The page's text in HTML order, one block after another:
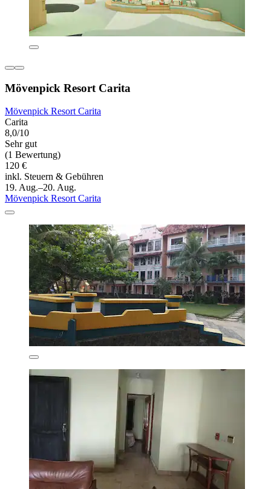
Mövenpick Resort Carita
Mövenpick Resort Carita
Carita
8,0/10
Sehr gut
(1 Bewertung)
120 €
inkl. Steuern & Gebühren
19. Aug.–20. Aug.
Mövenpick Resort Carita